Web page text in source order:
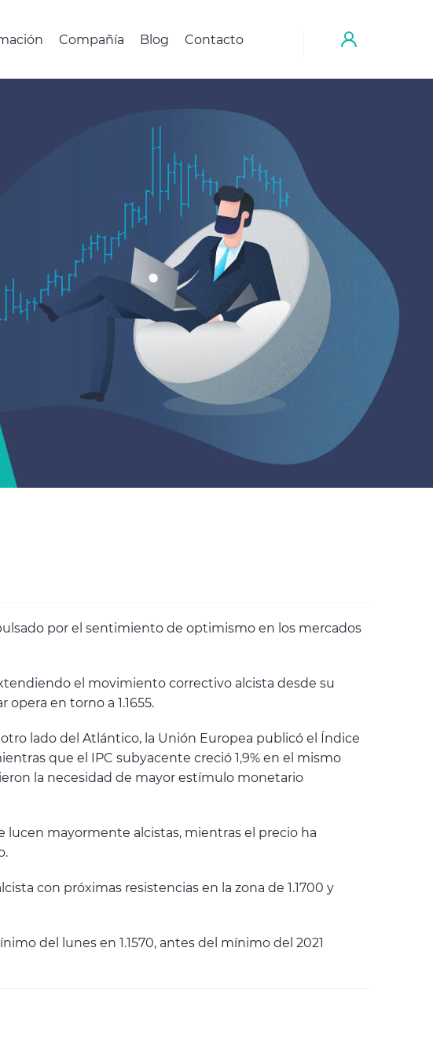
por el sentimiento de optimismo en los mercados
el movimiento correctivo alcista desde su
en torno a 1.1655.
lado del Atlántico, la Unión Europea publicó el Índice
que el IPC subyacente creció 1,9% en el mismo
la necesidad de mayor estímulo monetario
mayormente alcistas, mientras el precio ha
con próximas resistencias en la zona de 1.1700 y
del lunes en 1.1570, antes del mínimo del 2021
Compañía Blog Contacto